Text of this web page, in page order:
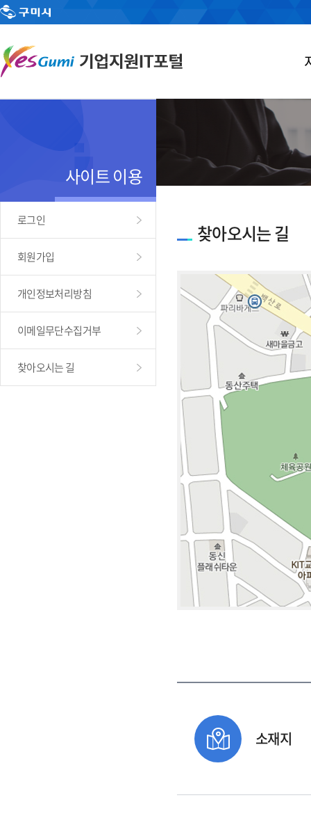
사이트 이용
로그인
회원가입
개인정보처리방침
이메일무단수집거부
찾아오시는 길
찾아오시는 길
소재지